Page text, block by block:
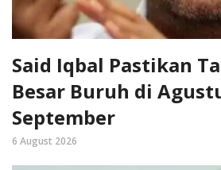
Said Iqbal Pastikan
Besar Buruh di
September
6 August 2026